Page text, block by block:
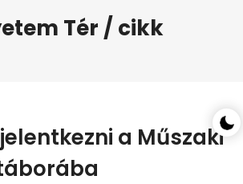
Tér / cikk
a Műszaki